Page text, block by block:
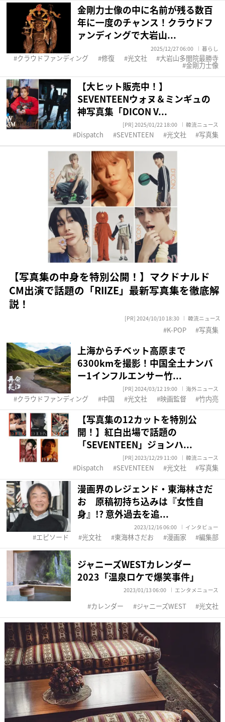
金剛力士像の中に名前が残る数百
年に一度のチャンス！クラウドフ
ァンディングで大岩山...
2025/12/27 06:00 暮らし
クラウドファンディング 修復 光文社 大岩山多聞院最勝寺
金剛力士像
【大ヒット販売中！】
SEVENTEENウォヌ＆ミンギュの
神写真集「DICON V...
[PR] 2025/01/22 18:00 韓流ニュース
Dispatch SEVENTEEN 光文社 写真集
【写真集の中身を特別公開！】マクドナルド
CM出演で話題の「RIIZE」最新写真集を徹底解
説！
[PR] 2024/10/10 18:30 韓流ニュース
K-POP 写真集
上海からチベット高原まで
6300kmを撮影！中国全土ナンバ
ー1インフルエンサー竹...
[PR] 2024/03/12 19:00 海外ニュース
クラウドファンディング 中国 光文社 映画監督 竹内亮
【写真集の12カットを特別公
開！】紅白出場で話題の
「SEVENTEEN」ジョンハ...
[PR] 2023/12/29 11:00 韓流ニュース
Dispatch SEVENTEEN 光文社 写真集
漫画界のレジェンド・東海林さだ
お 原稿初持ち込みは『女性自
身』!? 意外過去を追...
2023/12/16 06:00 インタビュー
エピソード 光文社 東海林さだお 漫画家 編集部
ジャニーズWESTカレンダー
2023「温泉ロケで爆笑事件」
2023/01/13 06:00 エンタメニュース
カレンダー ジャニーズWEST 光文社